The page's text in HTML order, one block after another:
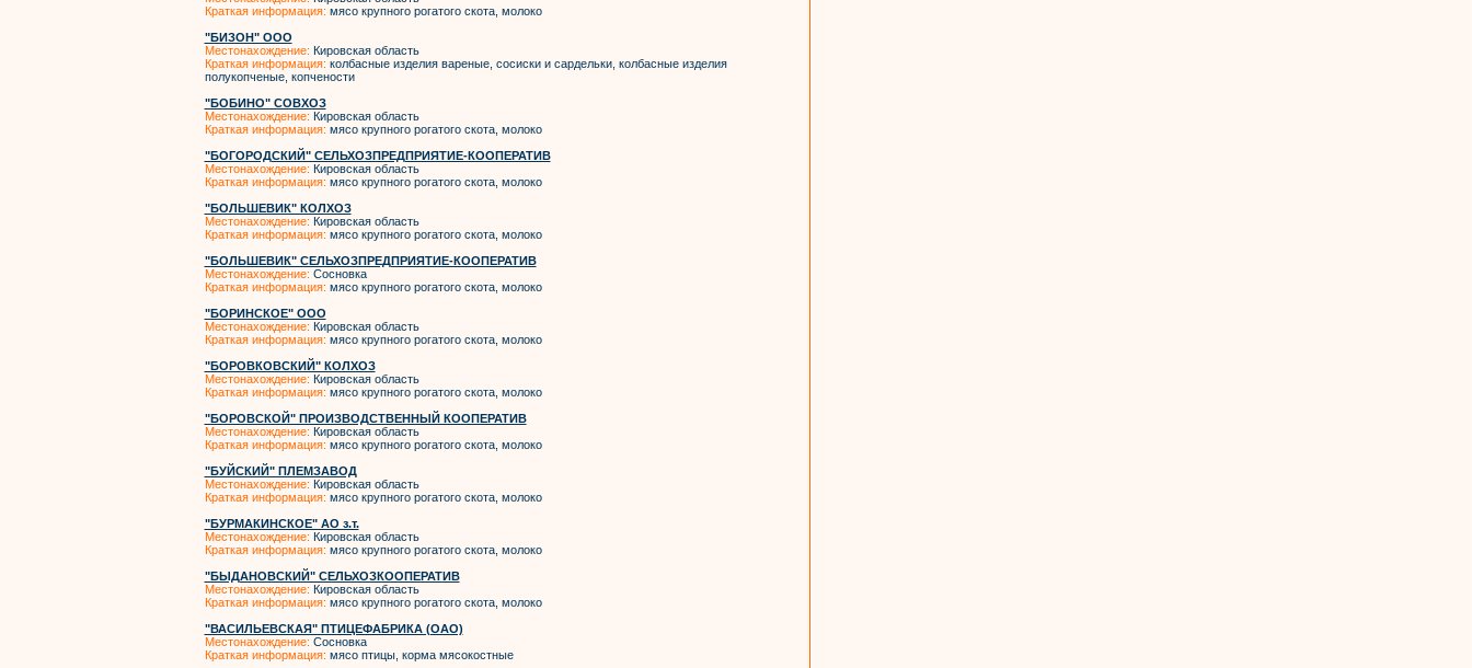
Краткая информация: мясо крупного рогатого скота, молоко
"БИЗОН" ООО
Местонахождение: Кировская область
Краткая информация: колбасные изделия вареные, сосиски и сардельки, колбасные изделия
полукопченые, копчености
"БОБИНО" СОВХОЗ
Местонахождение: Кировская область
Краткая информация: мясо крупного рогатого скота, молоко
"БОГОРОДСКИЙ" СЕЛЬХОЗПРЕДПРИЯТИЕ-КООПЕРАТИВ
Местонахождение: Кировская область
Краткая информация: мясо крупного рогатого скота, молоко
"БОЛЬШЕВИК" КОЛХОЗ
Местонахождение: Кировская область
Краткая информация: мясо крупного рогатого скота, молоко
"БОЛЬШЕВИК" СЕЛЬХОЗПРЕДПРИЯТИЕ-КООПЕРАТИВ
Местонахождение: Сосновка
Краткая информация: мясо крупного рогатого скота, молоко
"БОРИНСКОЕ" ООО
Местонахождение: Кировская область
Краткая информация: мясо крупного рогатого скота, молоко
"БОРОВКОВСКИЙ" КОЛХОЗ
Местонахождение: Кировская область
Краткая информация: мясо крупного рогатого скота, молоко
"БОРОВСКОЙ" ПРОИЗВОДСТВЕННЫЙ КООПЕРАТИВ
Местонахождение: Кировская область
Краткая информация: мясо крупного рогатого скота, молоко
"БУЙСКИЙ" ПЛЕМЗАВОД
Местонахождение: Кировская область
Краткая информация: мясо крупного рогатого скота, молоко
"БУРМАКИНСКОЕ" АО з.т.
Местонахождение: Кировская область
Краткая информация: мясо крупного рогатого скота, молоко
"БЫДАНОВСКИЙ" СЕЛЬХОЗКООПЕРАТИВ
Местонахождение: Кировская область
Краткая информация: мясо крупного рогатого скота, молоко
"ВАСИЛЬЕВСКАЯ" ПТИЦЕФАБРИКА (ОАО)
Местонахождение: Сосновка
Краткая информация: мясо птицы, корма мясокостные